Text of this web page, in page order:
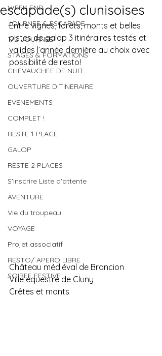
WEEK END
JOURNEE & ESCAPADE
1/2 JOURNEE
STAGES & FORMATIONS
CHEVAUCHEE DE NUIT
OUVERTURE DITINERAIRE
EVENEMENTS
COMPLET !
RESTE 1 PLACE
GALOP
RESTE 2 PLACES
S'inscrire Liste d'attente
AVENTURE
Vie du troupeau
VOYAGE
Projet associatif
RESTO/ APERO LIBRE
SOIREE FESTIVE
escapade(s) clunisoises
Entre vignes, forêts, monts et belles
pistes de galop 3 itinéraires testés et
valides l’année dernière au choix avec
possibilité de resto!
Château médiéval de Brancion
Ville équestre de Cluny
Crêtes et monts